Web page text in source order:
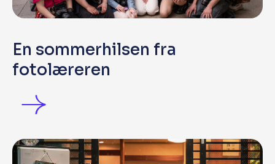
En sommerhilsen fra
fotolæreren